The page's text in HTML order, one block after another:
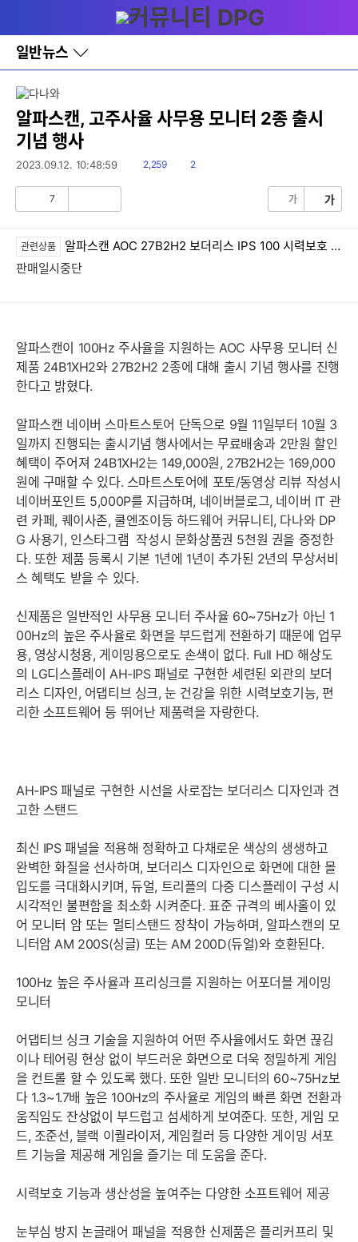
와
홈
일반뉴스
바
로
이
어
창
토
알파스캔, 고주사율 사무용 모니터 2종 출시
기념 행사
2023.09.12. 10:48:59
읽
2,259
댓
2
7 가 가
관련상품
알파스캔 AOC 27B2H2 보더리스 IPS 100 시력보호 무결점
판매일시중단
알파스캔이 100Hz 주사율을 지원하는 AOC 사무용 모니터 신
제품 24B1XH2와 27B2H2 2종에 대해 출시 기념 행사를 진행
한다고 밝혔다.
알파스캔 네이버 스마트스토어 단독으로 9월 11일부터 10월 3
일까지 진행되는 출시기념 행사에서는 무료배송과 2만원 할인
혜택이 주어져 24B1XH2는 149,000원, 27B2H2는 169,000
원에 구매할 수 있다. 스마트스토어에 포토/동영상 리뷰 작성시
네이버포인트 5,000P를 지급하며, 네이버블로그, 네이버 IT 관
련 카페, 퀘이사존, 쿨엔조이등 하드웨어 커뮤니티, 다나와 DP
G 사용기, 인스타그램 작성시 문화상품권 5천원 권을 증정한
다. 또한 제품 등록시 기본 1년에 1년이 추가된 2년의 무상서비
스 혜택도 받을 수 있다.
신제품은 일반적인 사무용 모니터 주사율 60~75Hz가 아닌 1
00Hz의 높은 주사율로 화면을 부드럽게 전환하기 때문에 업무
용, 영상시청용, 게이밍용으로도 손색이 없다. Full HD 해상도
의 LG디스플레이 AH-IPS 패널로 구현한 세련된 외관의 보더
리스 디자인, 어댑티브 싱크, 눈 건강을 위한 시력보호기능, 편
리한 소프트웨어 등 뛰어난 제품력을 자랑한다.
AH-IPS 패널로 구현한 시선을 사로잡는 보더리스 디자인과 견
고한 스탠드
최신 IPS 패널을 적용해 정확하고 다채로운 색상의 생생하고
완벽한 화질을 선사하며, 보더리스 디자인으로 화면에 대한 몰
입도를 극대화시키며, 듀얼, 트리플의 다중 디스플레이 구성 시
시각적인 불편함을 최소화 시켜준다. 표준 규격의 베사홀이 있
어 모니터 암 또는 멀티스탠드 장착이 가능하며, 알파스캔의 모
니터암 AM 200S(싱글) 또는 AM 200D(듀얼)와 호환된다.
100Hz 높은 주사율과 프리싱크를 지원하는 어포더블 게이밍
모니터
어댑티브 싱크 기술을 지원하여 어떤 주사율에서도 화면 끊김
이나 테어링 현상 없이 부드러운 화면으로 더욱 정밀하게 게임
을 컨트롤 할 수 있도록 했다. 또한 일반 모니터의 60~75Hz보
다 1.3~1.7배 높은 100Hz의 주사율로 게임의 빠른 화면 전환과
움직임도 잔상없이 부드럽고 섬세하게 보여준다. 또한, 게임 모
드, 조준선, 블랙 이퀄라이저, 게임컬러 등 다양한 게이밍 서포
트 기능을 제공해 게임을 즐기는 데 도움을 준다.
시력보호 기능과 생산성을 높여주는 다양한 소프트웨어 제공
눈부심 방지 논글래어 패널을 적용한 신제품은 플리커프리 및